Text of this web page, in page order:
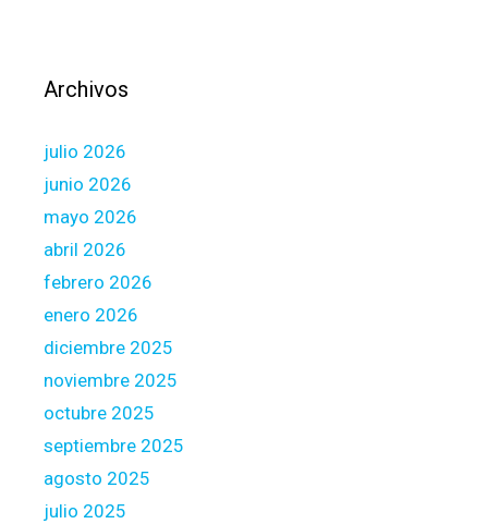
c
s
?
t
e
a
Archivos
julio 2026
junio 2026
mayo 2026
abril 2026
febrero 2026
enero 2026
diciembre 2025
noviembre 2025
octubre 2025
septiembre 2025
agosto 2025
julio 2025